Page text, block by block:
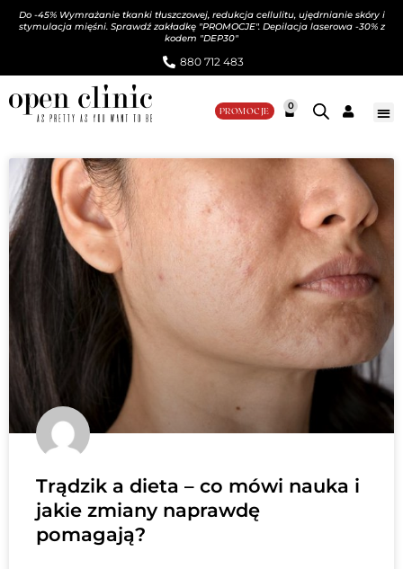
Do -45% Wymrażanie tkanki tłuszczowej, redukcja cellulitu, ujędrnianie skóry i
stymulacja mięśni. Sprawdź zakładkę "PROMOCJE". Depilacja laserowa -30% z
kodem "DEP30"
880 712 483​
PROMOCJE 0
Trądzik a dieta – co mówi nauka i
jakie zmiany naprawdę
pomagają?